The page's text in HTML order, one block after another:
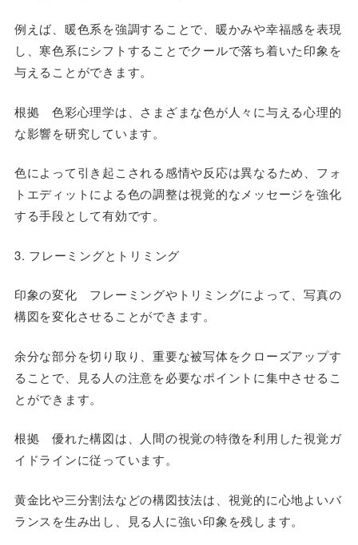
例えば、暖色系を強調することで、暖かみや幸福感を表現
し、寒色系にシフトすることでクールで落ち着いた印象を
与えることができます。
根拠 色彩心理学は、さまざまな色が人々に与える心理的
な影響を研究しています。
色によって引き起こされる感情や反応は異なるため、フォ
トエディットによる色の調整は視覚的なメッセージを強化
する手段として有効です。
3. フレーミングとトリミング
印象の変化 フレーミングやトリミングによって、写真の
構図を変化させることができます。
余分な部分を切り取り、重要な被写体をクローズアップす
ることで、見る人の注意を必要なポイントに集中させるこ
とができます。
根拠 優れた構図は、人間の視覚の特徴を利用した視覚ガ
イドラインに従っています。
黄金比や三分割法などの構図技法は、視覚的に心地よいバ
ランスを生み出し、見る人に強い印象を残します。